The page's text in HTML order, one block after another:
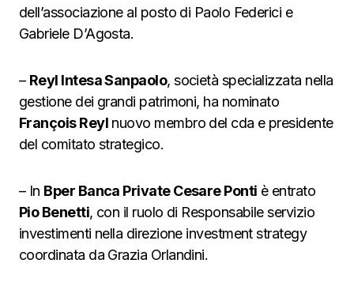
dell’associazione al posto di Paolo Federici e
Gabriele D’Agosta.
– Reyl Intesa Sanpaolo, società specializzata nella
gestione dei grandi patrimoni, ha nominato
François Reylnuovo membro del cda e presidente
del comitato strategico.
– In Bper Banca Private Cesare Ponti è entrato
Pio Benetti, con il ruolo di Responsabile servizio
investimenti nella direzione investment strategy
coordinata da Grazia Orlandini.